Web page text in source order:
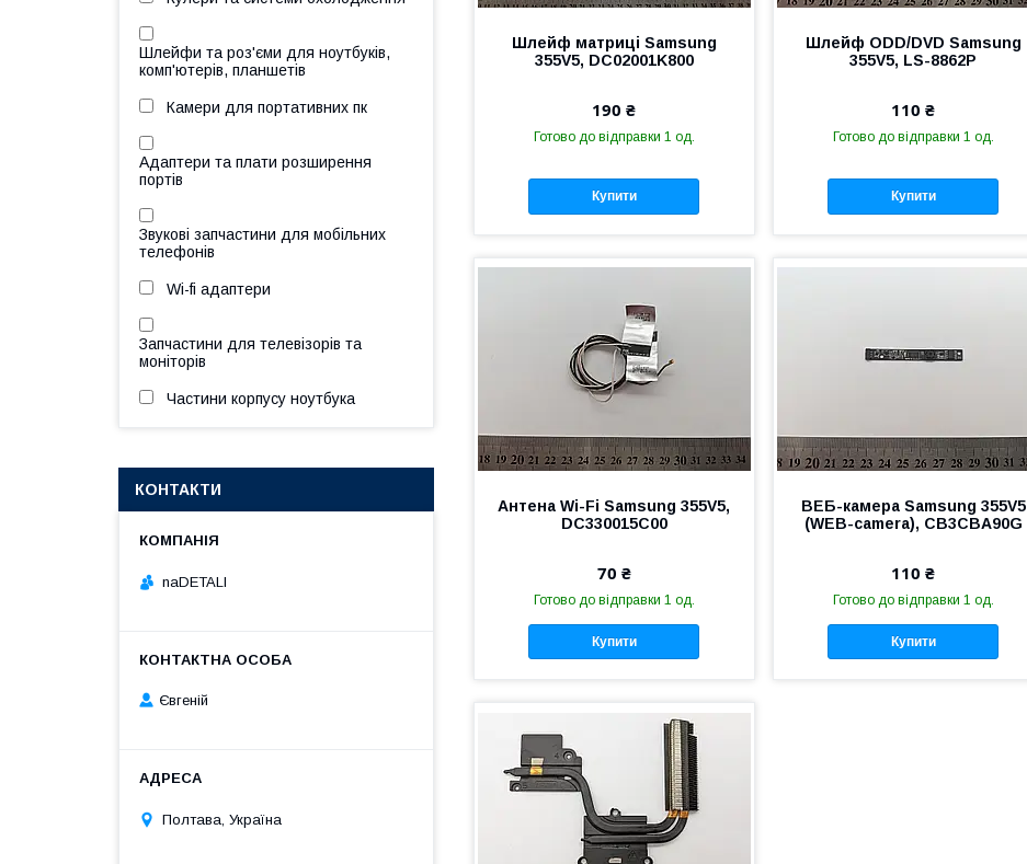
Шлейф матриці Samsung
355V5, DC02001K800
190 ₴
Готово до відправки 1 од.
Купити
Шлейф ODD/DVD Samsung
355V5, LS-8862P
110 ₴
Готово до відправки 1 од.
Купити
Антена Wi-Fi Samsung 355V5,
DC330015C00
70 ₴
Готово до відправки 1 од.
Купити
ВЕБ-камера Samsung 355V5
(WEB-camera), CB3CBA90G
110 ₴
Готово до відправки 1 од.
Купити
Шлейфи та роз'єми для ноутбуків,
комп'ютерів, планшетів
Камери для портативних пк
Адаптери та плати розширення
портів
Звукові запчастини для мобільних
телефонів
Wi-fi адаптери
Запчастини для телевізорів та
моніторів
Частини корпусу ноутбука
КОНТАКТИ
naDETALI
Євгеній
Полтава, Україна